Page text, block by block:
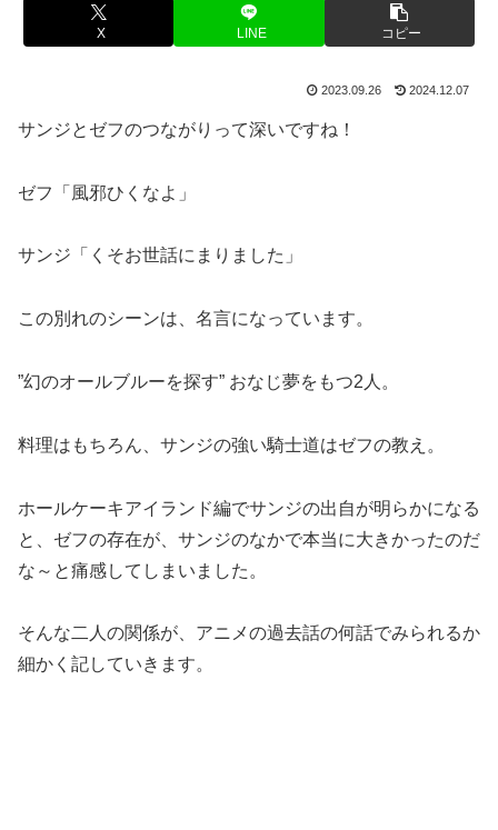
X LINE コピー
2023.09.26 2024.12.07
サンジとゼフのつながりって深いですね！
ゼフ「風邪ひくなよ」
サンジ「くそお世話にまりました」
この別れのシーンは、名言になっています。
”幻のオールブルーを探す” おなじ夢をもつ2人。
料理はもちろん、サンジの強い騎士道はゼフの教え。
ホールケーキアイランド編でサンジの出自が明らかになる
と、ゼフの存在が、サンジのなかで本当に大きかったのだ
な～と痛感してしまいました。
そんな二人の関係が、アニメの過去話の何話でみられるか
細かく記していきます。